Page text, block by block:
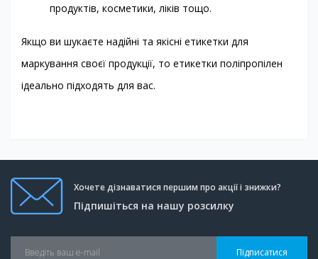
продуктів, косметики, ліків тощо.
Якщо ви шукаєте надійні та якісні етикетки для
маркування своєї продукції, то етикетки поліпропілен
ідеально підходять для вас.
Хочете дізнаватися першим про акції і знижки?
Підпишіться на нашу розсилку
Підписатися